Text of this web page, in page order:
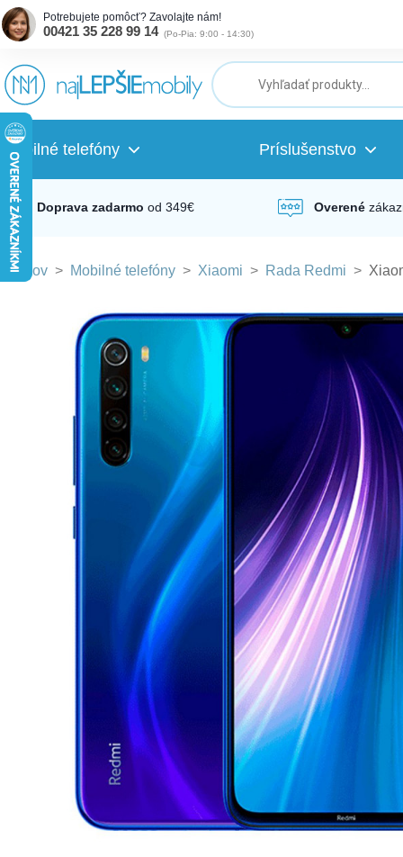
Potrebujete pomôcť? Zavolajte nám!
00421 35 228 99 14 (Po-Pia: 9:00 - 14:30)
Mobilné telefóny Príslušenstvo
Doprava zadarmo od 349€ Overené
Domov > Mobilné telefóny > Xiaomi > Rada Redmi >